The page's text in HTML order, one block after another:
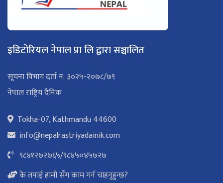
इडिटोरियल नेपाल प्रा लि द्वारा सञ्चालित
सूचना विभाग दर्ता न: ३०२५-२०७८/७९
नेपाल राष्ट्रिय दैनिक
Tokha-07, Kathmandu 44600
info@nepalrastriyadainik.com
९८४१२७२७६५/९८४५०४५७२७
के तपाई हामी सँग काम गर्न चाहनुहुन्छ?